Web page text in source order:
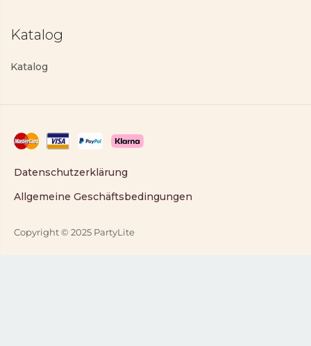
Katalog
Katalog
Copyright © 2025 PartyLite
Datenschutzerklärung
Allgemeine Geschäftsbedingungen